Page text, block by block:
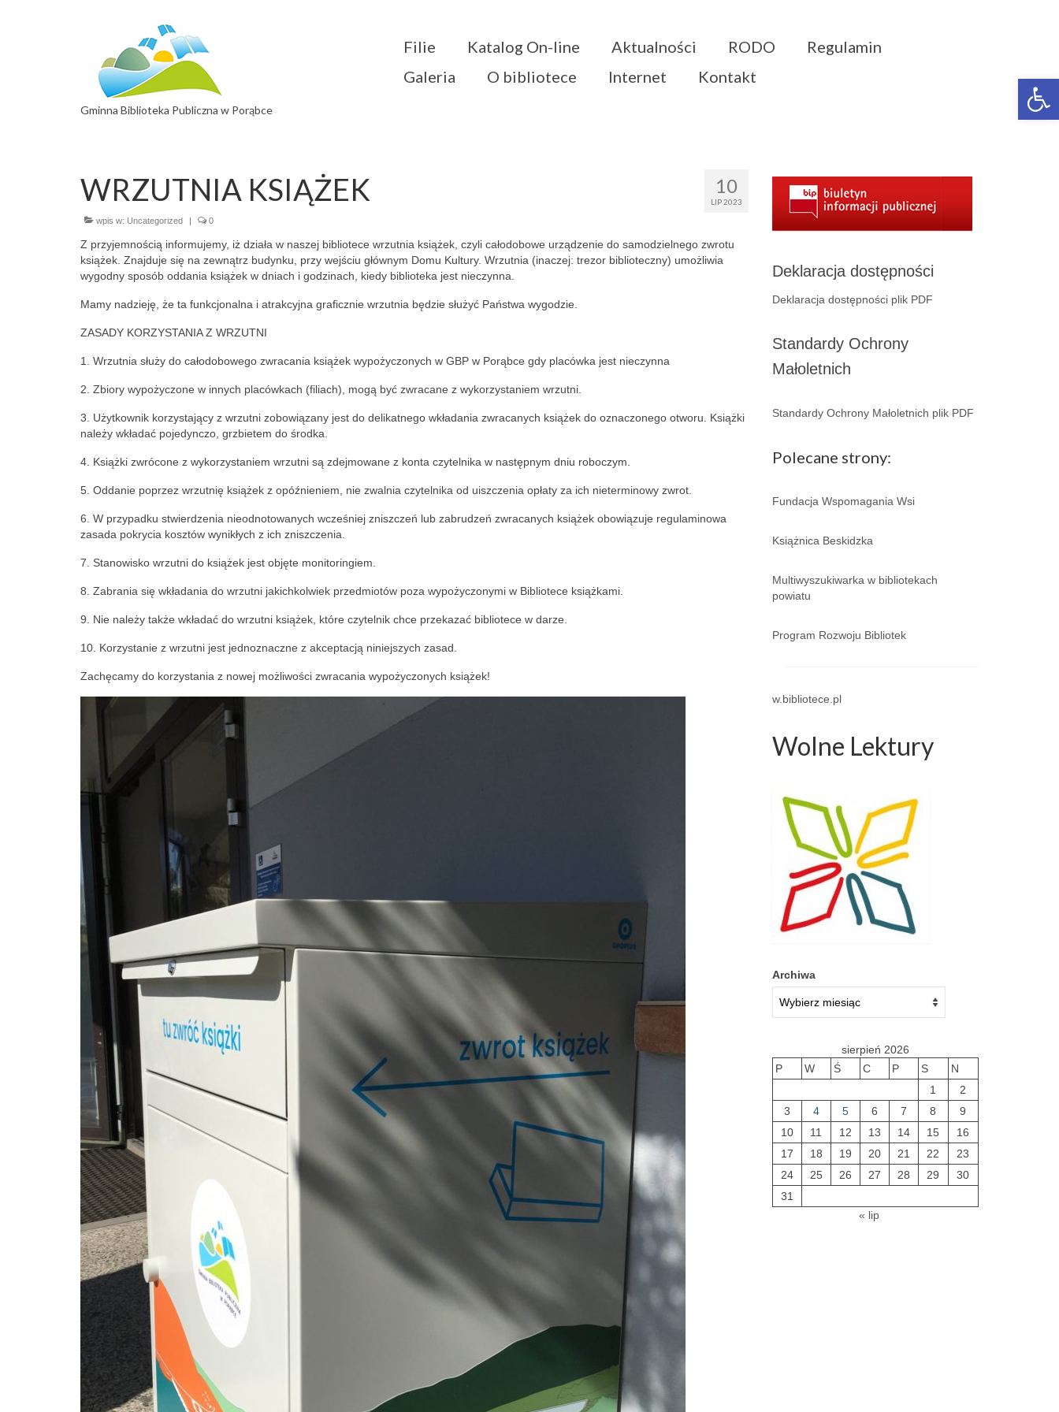
Gminna Biblioteka Publiczna w Porąbce
Filie Katalog On-line Aktualności RODO
Regulamin
Galeria
O bibliotece Internet Kontakt
10
LIP 2023
WRZUTNIA KSIĄŻEK
wpis w: Uncategorized | 0
Z przyjemnością informujemy, iż działa w naszej bibliotece wrzutnia książek, czyli całodobowe urządzenie do samodzielnego zwrotu
książek. Znajduje się na zewnątrz budynku, przy wejściu głównym Domu Kultury. Wrzutnia (inaczej: trezor biblioteczny) umożliwia
wygodny sposób oddania książek w dniach i godzinach, kiedy biblioteka jest nieczynna.
Mamy nadzieję, że ta funkcjonalna i atrakcyjna graficznie wrzutnia będzie służyć Państwa wygodzie.
ZASADY KORZYSTANIA Z WRZUTNI
1. Wrzutnia służy do całodobowego zwracania książek wypożyczonych w GBP w Porąbce gdy placówka jest nieczynna
2. Zbiory wypożyczone w innych placówkach (filiach), mogą być zwracane z wykorzystaniem wrzutni.
3. Użytkownik korzystający z wrzutni zobowiązany jest do delikatnego wkładania zwracanych książek do oznaczonego otworu. Książki
należy wkładać pojedynczo, grzbietem do środka.
4. Książki zwrócone z wykorzystaniem wrzutni są zdejmowane z konta czytelnika w następnym dniu roboczym.
5. Oddanie poprzez wrzutnię książek z opóźnieniem, nie zwalnia czytelnika od uiszczenia opłaty za ich nieterminowy zwrot.
6. W przypadku stwierdzenia nieodnotowanych wcześniej zniszczeń lub zabrudzeń zwracanych książek obowiązuje regulaminowa
zasada pokrycia kosztów wynikłych z ich zniszczenia.
7. Stanowisko wrzutni do książek jest objęte monitoringiem.
8. Zabrania się wkładania do wrzutni jakichkolwiek przedmiotów poza wypożyczonymi w Bibliotece książkami.
9. Nie należy także wkładać do wrzutni książek, które czytelnik chce przekazać bibliotece w darze.
10. Korzystanie z wrzutni jest jednoznaczne z akceptacją niniejszych zasad.
Zachęcamy do korzystania z nowej możliwości zwracania wypożyczonych książek!
Deklaracja dostępności
Deklaracja dostępności plik PDF
Standardy Ochrony
Małoletnich
Standardy Ochrony Małoletnich plik PDF
Polecane strony:
Fundacja Wspomagania Wsi
Książnica Beskidzka
Multiwyszukiwarka w bibliotekach
powiatu
Program Rozwoju Bibliotek
w.bibliotece.pl
Wolne Lektury
Archiwa
sierpień 2026
P
W Ś C P S
N
1
2
3
4 5 6 7 8
9
10
11 12 13 14 15
16
17
18 19 20 21 22
23
24
25 26 27 28 29
30
31
« lip